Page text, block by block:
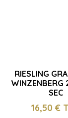
RIESLING
WINZENBERG
SEC
16,50 €